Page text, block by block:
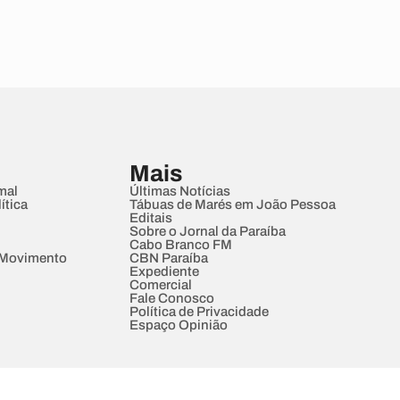
Mais
Últimas Notícias
Tábuas de Marés em João Pessoa
Editais
Sobre o Jornal da Paraíba
Cabo Branco FM
CBN Paraíba
Expediente
Comercial
Fale Conosco
Política de Privacidade
Espaço Opinião